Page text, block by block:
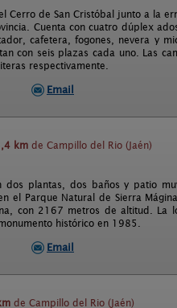
Cerro de San Cristóbal junto a la
Cuenta con cuatro dúplex
cafetera, fogones, nevera y
con seis plazas cada uno. Las
respectivamente.
Email
km de Campillo del Rio (Jaén)
dos plantas, dos baños y patio
el Parque Natural de Sierra
con 2167 metros de altitud. La
histórico en 1985.
Email
de Campillo del Rio (Jaén)